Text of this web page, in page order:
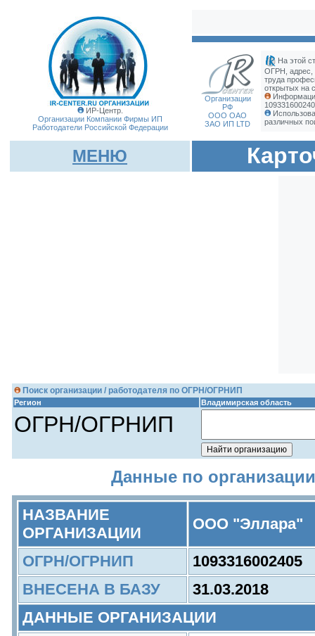
ИР-Центр.
Организации Компании Фирмы ИП
Работодатели Российской Федерации
Организации
РФ
ООО ОАО
ЗАО ИП LTD
На этой
ОГРН, адрес,
труда
открытых на
различных
МЕНЮ
Поиск организации / работодателя по ОГРН/ОГРНИП
Регион Владимирская область
ОГРН/ОГРНИП
Данные по
НАЗВАНИЕ
ОРГАНИЗАЦИИ
ООО "Эллара"
ОГРН/ОГРНИП
1093316002405
ВНЕСЕНА В БАЗУ
31.03.2018
ДАННЫЕ ОРГАНИЗАЦИИ